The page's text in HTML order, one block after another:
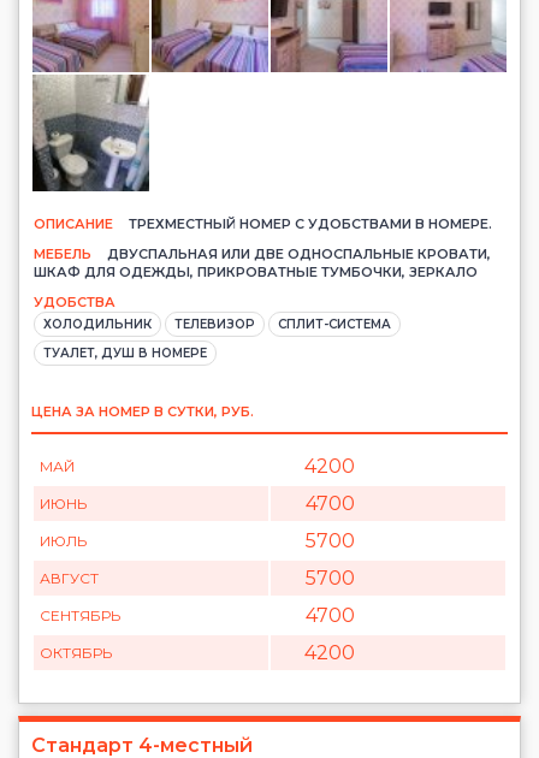
ОПИСАНИЕ
ТРЕХМЕСТНЫЙ НОМЕР С УДОБСТВАМИ В НОМЕРЕ.
МЕБЕЛЬ
ДВУСПАЛЬНАЯ ИЛИ ДВЕ ОДНОСПАЛЬНЫЕ КРОВАТИ,
ШКАФ ДЛЯ ОДЕЖДЫ, ПРИКРОВАТНЫЕ ТУМБОЧКИ, ЗЕРКАЛО
УДОБСТВА
ХОЛОДИЛЬНИК ТЕЛЕВИЗОР
СПЛИТ-СИСТЕМА
ТУАЛЕТ, ДУШ В НОМЕРЕ
ЦЕНА ЗА НОМЕР В СУТКИ, РУБ.
МАЙ 4200
ИЮНЬ 4700
ИЮЛЬ 5700
АВГУСТ 5700
СЕНТЯБРЬ 4700
ОКТЯБРЬ 4200
Стандарт 4-местный